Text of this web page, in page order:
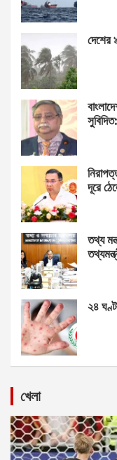
দেশের
দূরে
তথ্য
২৪
খেলা